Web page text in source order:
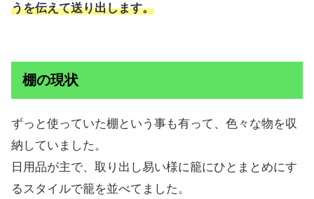
うを伝えて送り出します。
棚の現状
ずっと使っていた棚という事も有って、色々な物を収
納していました。
日用品が主で、取り出し易い様に籠にひとまとめにす
るスタイルで籠を並べてました。